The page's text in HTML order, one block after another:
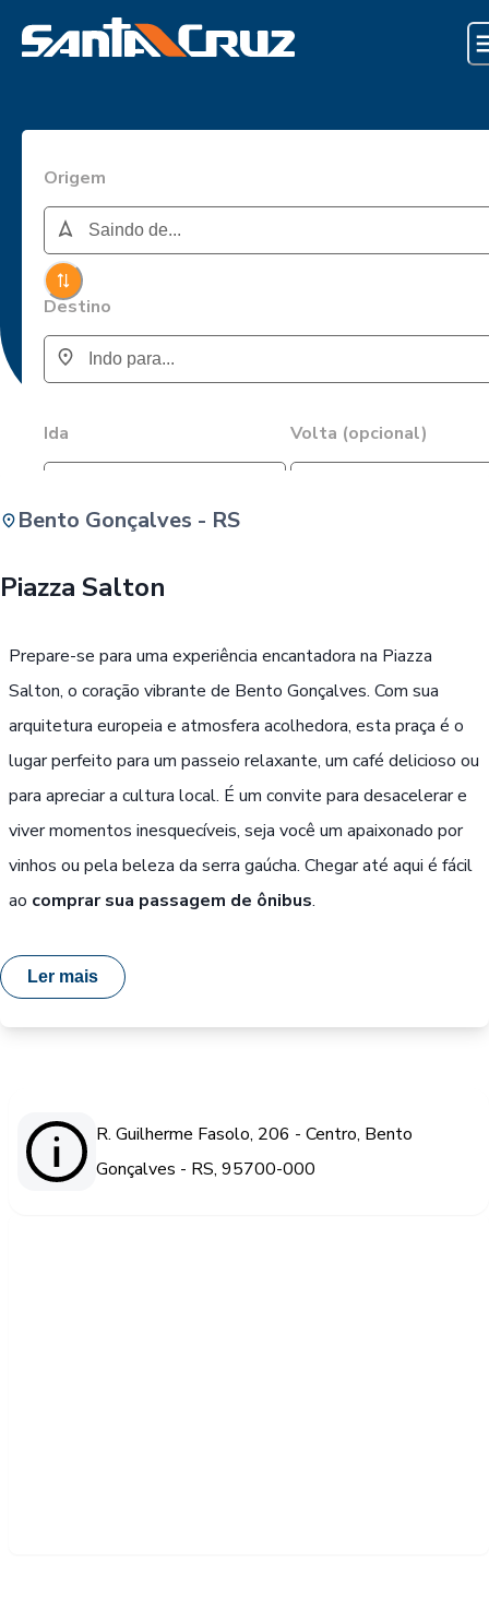
Origem
Destino
Ida Volta (opcional)
Bento Gonçalves - RS
Piazza Salton
Prepare-se para uma experiência encantadora na Piazza
Salton, o coração vibrante de Bento Gonçalves. Com sua
arquitetura europeia e atmosfera acolhedora, esta praça é o
lugar perfeito para um passeio relaxante, um café delicioso ou
para apreciar a cultura local. É um convite para desacelerar e
viver momentos inesquecíveis, seja você um apaixonado por
vinhos ou pela beleza da serra gaúcha. Chegar até aqui é fácil
ao comprar sua passagem de ônibus.
Ler mais
R. Guilherme Fasolo, 206 - Centro, Bento
Gonçalves - RS, 95700-000